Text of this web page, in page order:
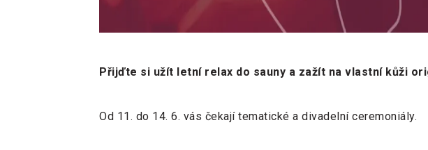
Přijďte si užít letní relax do sauny a zažít na vlastní kůži
Od 11. do 14. 6. vás čekají tematické a divadelní ceremoniály.